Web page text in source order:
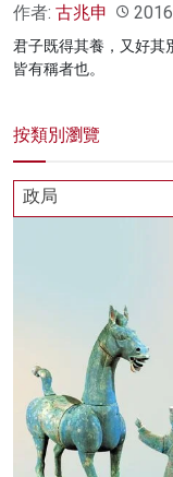
作者: 古兆申
君子既得其養，又好其
皆有稱者也。
按類別瀏覽
政局